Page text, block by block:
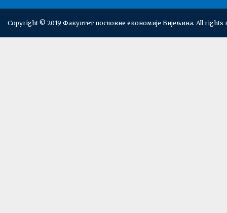
Copyright © 2019 Факултет пословне економије Бијељина. All rights